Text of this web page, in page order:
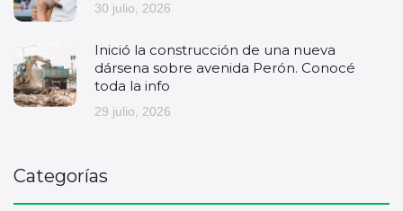
30 julio, 2026
Inició la construcción de una nueva
dársena sobre avenida Perón. Conocé
toda la info
29 julio, 2026
Categorías